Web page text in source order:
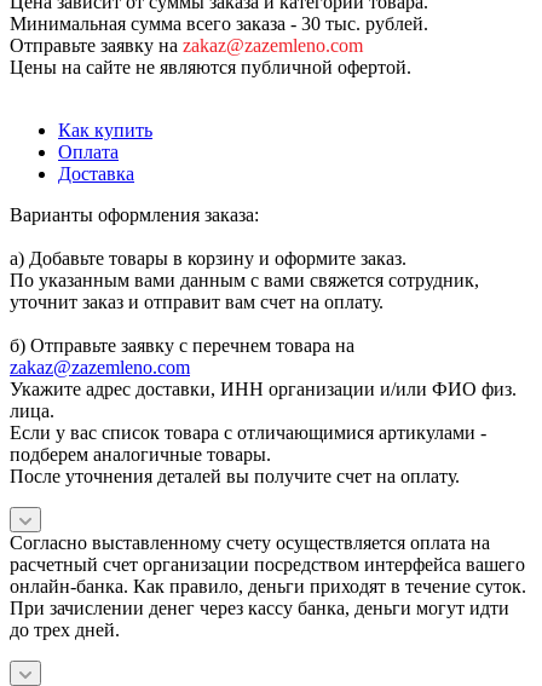
Минимальная сумма всего заказа - 30 тыс. рублей.
Отправьте заявку на zakaz@zazemleno.com
Цены на сайте не являются публичной офертой.
Как купить
Оплата
Доставка
Варианты оформления заказа:
а) Добавьте товары в корзину и оформите заказ.
По указанным вами данным с вами свяжется сотрудник,
уточнит заказ и отправит вам счет на оплату.
б) Отправьте заявку с перечнем товара на
zakaz@zazemleno.com
Укажите адрес доставки, ИНН организации и/или ФИО физ.
лица.
Если у вас список товара с отличающимися артикулами -
подберем аналогичные товары.
После уточнения деталей вы получите счет на оплату.
Согласно выставленному счету осуществляется оплата на
расчетный счет организации посредством интерфейса вашего
онлайн-банка. Как правило, деньги приходят в течение суток.
При зачислении денег через кассу банка, деньги могут идти
до трех дней.